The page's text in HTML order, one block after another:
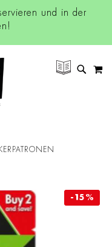
und in der
SUCHE
-15%
-15%